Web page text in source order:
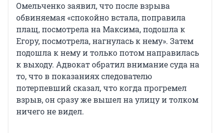
Омельченко заявил, что после взрыва
обвиняемая «спокойно встала, поправила
плащ, посмотрела на Максима, подошла к
Егору, посмотрела, нагнулась к нему». Затем
подошла к нему и только потом направилась
к выходу. Адвокат обратил внимание суда на
то, что в показаниях следователю
потерпевший сказал, что когда прогремел
взрыв, он сразу же вышел на улицу и толком
ничего не видел.